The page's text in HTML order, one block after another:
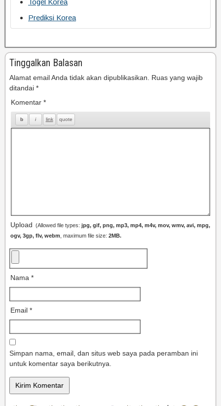
Togel Korea
Prediksi Korea
Tinggalkan Balasan
Alamat email Anda tidak akan dipublikasikan.
Ruas yang wajib
ditandai *
Komentar *
Upload (Allowed file types: jpg, gif, png, mp3, mp4, m4v, mov, wmv, avi, mpg,
ogv, 3gp, flv, webm , maximum file size: 2MB.
Nama *
Email *
Simpan nama, email, dan situs web saya pada peramban ini
untuk komentar saya berikutnya.